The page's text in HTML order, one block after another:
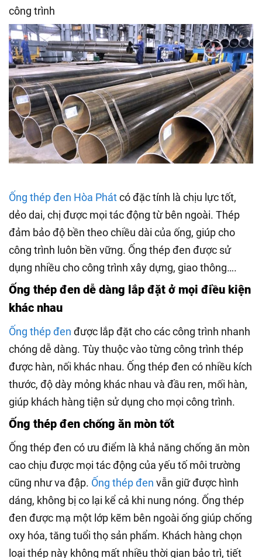
công trình
Ống thép đen Hòa Phátcó đặc tính là chịu lực tốt,
dẻo dai, chị được mọi tác động từ bên ngoài. Thép
đảm bảo độ bền theo chiều dài của ống, giúp cho
công trình luôn bền vững. Ống thép đen được sử
dụng nhiều cho công trình xây dựng, giao thông….
Ống thép đen dễ dàng lắp đặt ở mọi điều kiện
khác nhau
Ống thép đen được lắp đặt cho các công trình nhanh
chóng dễ dàng. Tùy thuộc vào từng công trình thép
được hàn, nối khác nhau. Ống thép đen có nhiều kích
thước, độ dày mỏng khác nhau và đầu ren, mối hàn,
giúp khách hàng tiện sử dụng cho mọi công trình.
Ống thép đen chống ăn mòn tốt
Ống thép đen có ưu điểm là khả năng chống ăn mòn
cao chịu được mọi tác động của yếu tố môi trường
cũng như va đập. Ống thép đen vẫn giữ được hình
dáng, không bị co lại kể cả khi nung nóng. Ống thép
đen được mạ một lớp kẽm bên ngoài ống giúp chống
oxy hóa, tăng tuổi thọ sản phẩm. Khách hàng chọn
loại thép này không mất nhiều thời gian bảo trì, tiết